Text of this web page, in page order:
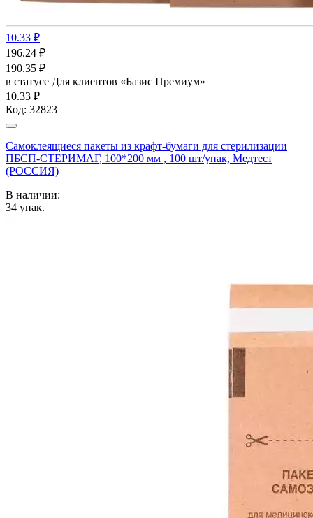
10.33 ₽
196.24 ₽
190.35 ₽
в статусе Для клиентов «Базис Премиум»
10.33 ₽
Код: 32823
Самоклеящиеся пакеты из крафт-бумаги для стерилизации
ПБСП-СТЕРИМАГ, 100*200 мм , 100 шт/упак, Медтест
(РОССИЯ)
В наличии:
34 упак.